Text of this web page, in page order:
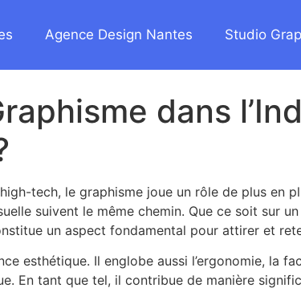
Agence Design Nantes Studio
dans
tech, le graphisme joue un rôle de plus en
suivent le même chemin. Que ce soit sur
un aspect fondamental pour attirer et
esthétique. Il englobe aussi l’ergonomie, la
En tant que tel, il contribue de manière